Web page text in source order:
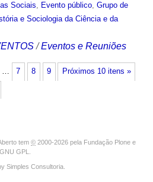
Sociais, Evento público, Grupo de
e Sociologia da Ciência e da
/Eventos e Reuniões
Próximos 10 itens »
… 7 8 9
tem © 2000-2026 pela Fundação Plone e
GPL
Simples Consultoria